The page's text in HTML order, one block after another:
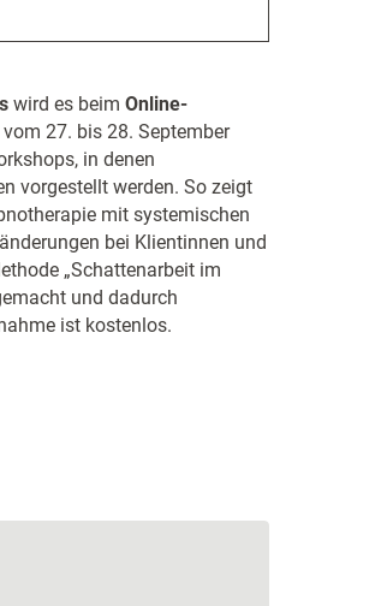
wird es beim Online-
27. bis 28. September
in denen
vorgestellt werden. So zeigt
mit systemischen
bei Klientinnen und
„Schattenarbeit im
und dadurch
ist kostenlos.